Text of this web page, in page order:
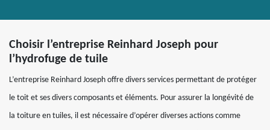
Choisir l’entreprise Reinhard Joseph pour
l’hydrofuge de tuile
L’entreprise Reinhard Joseph offre divers services permettant de protéger
le toit et ses divers composants et éléments. Pour assurer la longévité de
la toiture en tuiles, il est nécessaire d’opérer diverses actions comme